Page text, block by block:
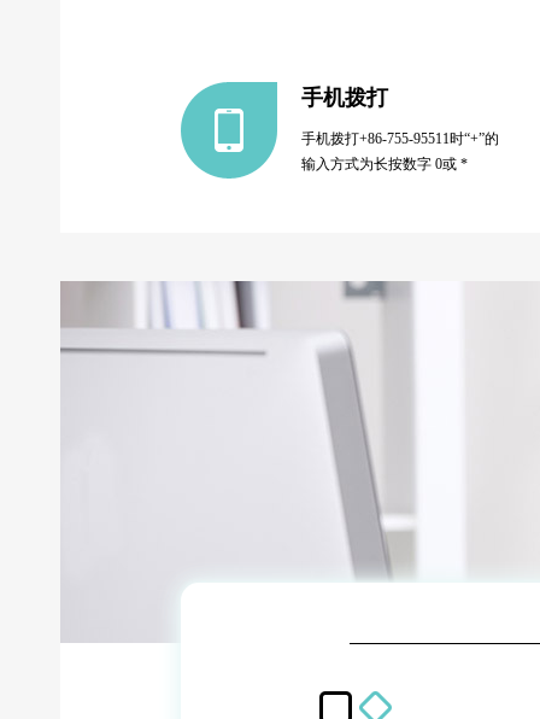
手机拨打
手机拨打+86-755-95511时“+”的
输入方式为长按数字 0或 *